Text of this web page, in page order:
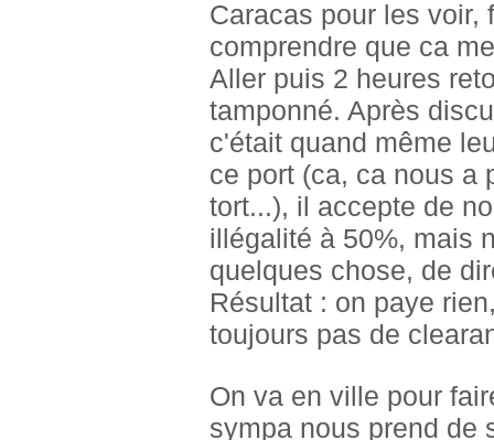
Caracas pour les voir,
comprendre que ca
Aller puis 2 heures
tamponné. Après
c'était quand même
ce port (ca, ca nous a
tort...), il accepte de
illégalité à 50%, mais
quelques chose, de
Résultat : on paye
toujours pas de
On va en ville pour
sympa nous prend de